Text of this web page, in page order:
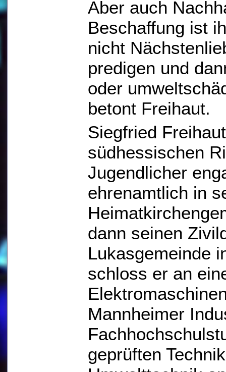
Aber auch
Beschaffung ist
nicht
predigen und
oder
betont Freihaut.
Siegfried
südhessischen
Jugendlicher
ehrenamtlich in
dann seinen
Lukasgemeinde
schloss er an
Mannheimer
geprüften